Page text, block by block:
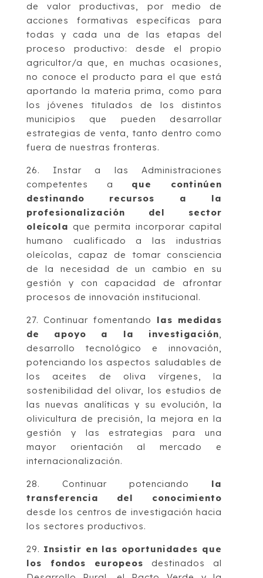
de valor productivas, por medio de
acciones formativas específicas para
todas y cada una de las etapas del
proceso productivo: desde el propio
agricultor/a que, en muchas ocasiones,
no conoce el producto para el que está
aportando la materia prima, como para
los jóvenes titulados de los distintos
municipios que pueden desarrollar
estrategias de venta, tanto dentro como
fuera de nuestras fronteras.
26. Instar a las Administraciones
competentes a que continúen
destinando recursos a la
profesionalización del sector
oleícola que permita incorporar capital
humano cualificado a las industrias
oleícolas, capaz de tomar consciencia
de la necesidad de un cambio en su
gestión y con capacidad de afrontar
procesos de innovación institucional.
27. Continuar fomentando las medidas
de apoyo a la investigación,
desarrollo tecnológico e innovación,
potenciando los aspectos saludables de
los aceites de oliva vírgenes, la
sostenibilidad del olivar, los estudios de
las nuevas analíticas y su evolución, la
olivicultura de precisión, la mejora en la
gestión y las estrategias para una
mayor orientación al mercado e
internacionalización.
28. Continuar potenciando la
transferencia del conocimiento
desde los centros de investigación hacia
los sectores productivos.
29. Insistir en las oportunidades que
los fondos europeos destinados al